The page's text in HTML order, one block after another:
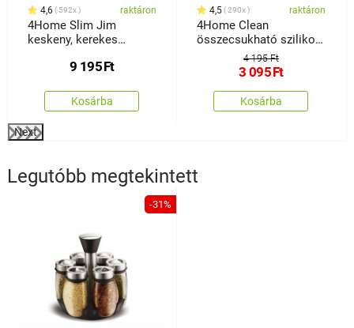
4,6 592x raktáron
4Home Slim Jim
keskeny, kerekes
9 195Ft
Kosárba
4,5 290x raktáron
4Home Clean
összecsukható szilikon
szemeteskosár
4 195 Ft
3 095Ft
Kosárba
Next
Legutóbb megtekintett
-31%